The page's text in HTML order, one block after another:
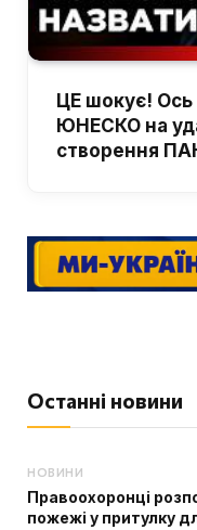
ЦЕ шокує!
ЮНЕСКО на
створення
Останні новини
НОВИНИ
Правоохоронці
пожежі у притулку